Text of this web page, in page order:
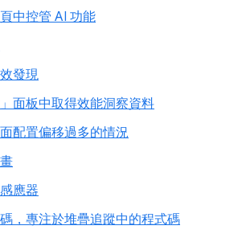
中控管 AI 功能
發現
面板中取得效能洞察資料
配置偏移過多的情況
應器
，專注於堆疊追蹤中的程式碼